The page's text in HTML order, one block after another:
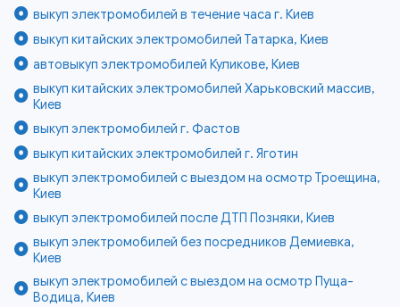
выкуп электромобилей в течение часа г. Киев
выкуп китайских электромобилей Татарка, Киев
автовыкуп электромобилей Куликове, Киев
выкуп китайских электромобилей Харьковский массив,
Киев
выкуп электромобилей г. Фастов
выкуп китайских электромобилей г. Яготин
выкуп электромобилей с выездом на осмотр Троещина,
Киев
выкуп электромобилей после ДТП Позняки, Киев
выкуп электромобилей без посредников Демиевка,
Киев
выкуп электромобилей с выездом на осмотр Пуща-
Водица, Киев